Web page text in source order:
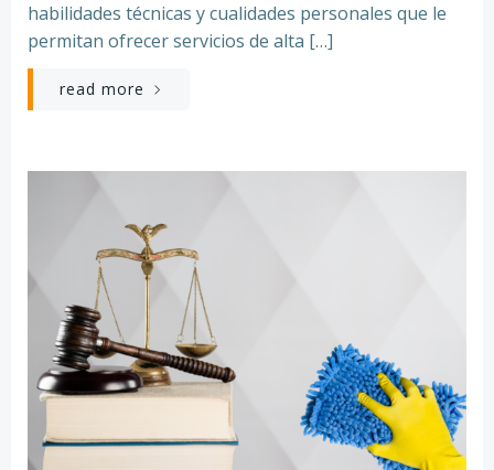
habilidades técnicas y cualidades personales que le
permitan ofrecer servicios de alta […]
read more